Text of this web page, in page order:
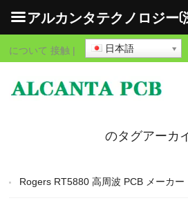
について 接触 | 日本語
のタグアーカ
Rogers RT5880 高周波 PCB メーカー
アルカンタテクノロジー